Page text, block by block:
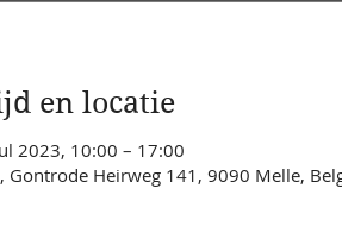
en locatie
2023, 10:00 – 17:00
Gontrode Heirweg 141, 9090 Melle,